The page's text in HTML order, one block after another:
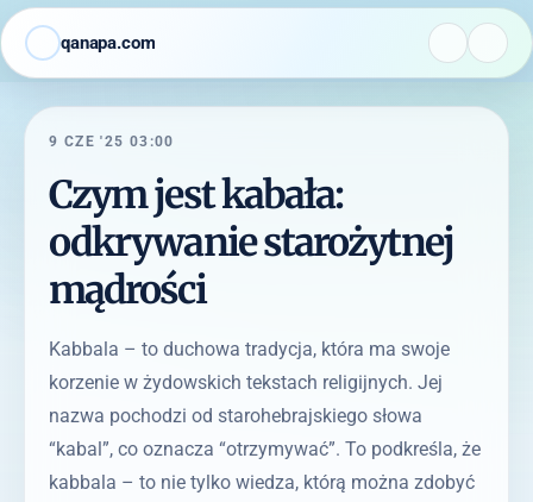
qanapa.com
9 CZE '25 03:00
Czym jest kabała:
odkrywanie starożytnej
mądrości
Kabbala – to duchowa tradycja, która ma swoje
korzenie w żydowskich tekstach religijnych. Jej
nazwa pochodzi od starohebrajskiego słowa
“kabal”, co oznacza “otrzymywać”. To podkreśla, że
kabbala – to nie tylko wiedza, którą można zdobyć